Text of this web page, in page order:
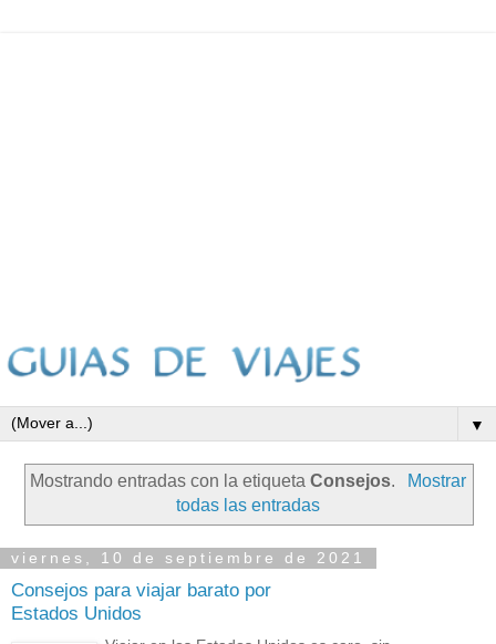
▼
Mostrando entradas con la etiquetaConsejos.
Mostrar
todas las entradas
viernes, 10 de septiembre de 2021
Consejos para viajar barato por
Estados Unidos